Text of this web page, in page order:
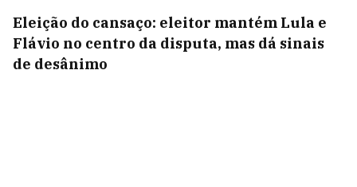
Eleição do cansaço: eleitor mantém Lula e
Flávio no centro da disputa, mas dá sinais
de desânimo